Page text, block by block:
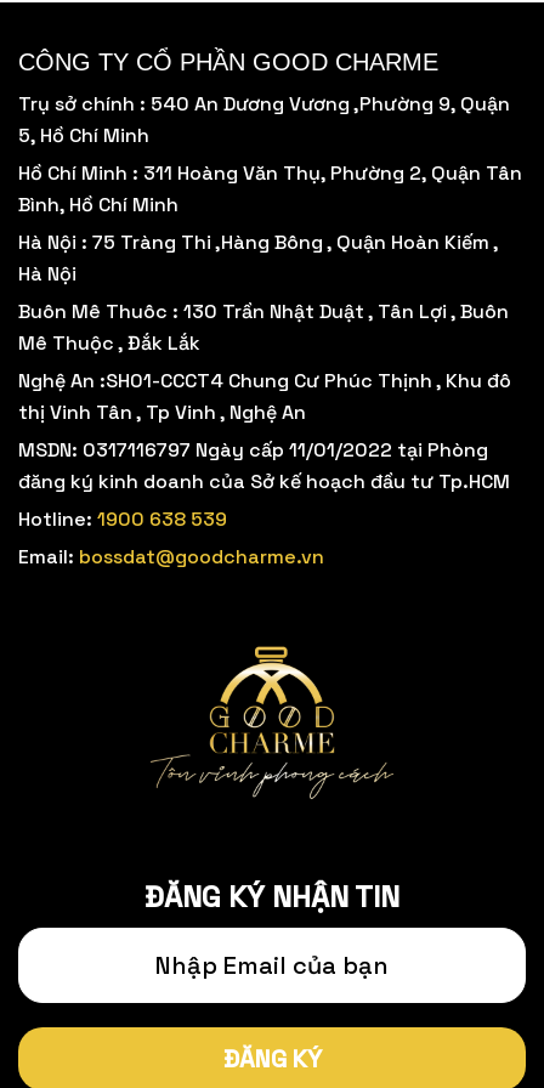
CÔNG TY CỔ PHẦN GOOD CHARME
Trụ sở chính : 540 An Dương Vương ,Phường 9, Quận
5, Hồ Chí Minh
Hồ Chí Minh : 311 Hoàng Văn Thụ, Phường 2, Quận Tân
Bình, Hồ Chí Minh
Hà Nội : 75 Tràng Thi ,Hàng Bông , Quận Hoàn Kiếm ,
Hà Nội
Buôn Mê Thuôc : 130 Trần Nhật Duật , Tân Lợi , Buôn
Mê Thuộc , Đắk Lắk
Nghệ An :SH01-CCCT4 Chung Cư Phúc Thịnh , Khu đô
thị Vinh Tân , Tp Vinh , Nghệ An
MSDN: 0317116797 Ngày cấp 11/01/2022 tại Phòng
đăng ký kinh doanh của Sở kế hoạch đầu tư Tp.HCM
Hotline: 1900 638 539
Email: bossdat@goodcharme.vn
ĐĂNG KÝ NHẬN TIN
ĐĂNG KÝ